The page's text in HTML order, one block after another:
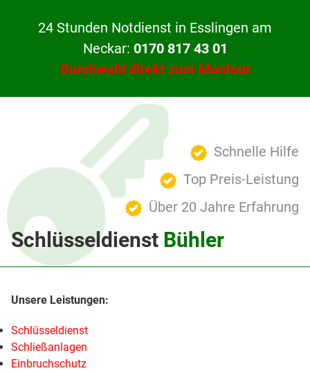
24 Stunden Notdienst in Esslingen am
Neckar: 0170 817 43 01
Durchwahl direkt zum Monteur
Schnelle Hilfe
Top Preis-Leistung
Über 20 Jahre Erfahrung
Schlüsseldienst Bühler
Schlüsseldienst
Schließanlagen
Einbruchschutz